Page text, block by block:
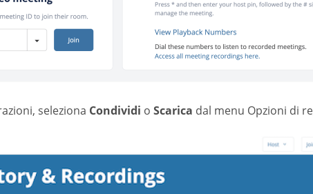
seleziona Condividi o Scarica dal menu Opzioni di